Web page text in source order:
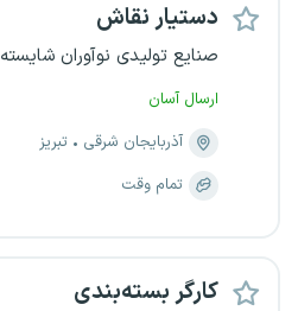
دستیار نقاش
صنایع تولیدی نوآوران شایسته
ارسال آسان
آذربایجان شرقی
تبریز
تمام وقت
کارگر بسته‌بندی